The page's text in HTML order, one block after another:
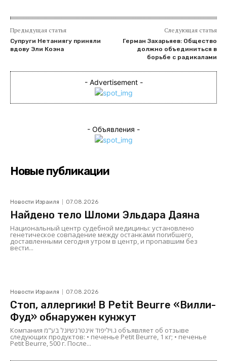
Предыдущая статья
Супруги Нетаниягу приняли
вдову Эли Коэна
Следующая статья
Герман Захарьяев: Общество
должно объединиться в
борьбе с радикалами
- Advertisement -
- Объявления -
Новые публикации
Новости Израиля 07.08.2026
Найдено тело Шломи Эльдара Даяна
Национальный центр судебной медицины: установлено
генетическое совпадение между останками погибшего,
доставленными сегодня утром в центр, и пропавшим без
вести...
Новости Израиля 07.08.2026
Стоп, аллергики! В Petit Beurre «Вилли-
Фуд» обнаружен кунжут
Компания ג.ויליפוד אינטרנשיונל בע"מ объявляет об отзыве
следующих продуктов: • печенье Petit Beurre, 1 кг; • печенье
Petit Beurre, 500 г. После...